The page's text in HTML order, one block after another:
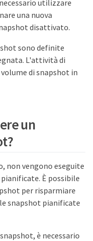
utilizzare
una nuova
disattivato.
sono definite
L'attività di
di snapshot in
un
non vengono eseguite
È possibile
per risparmiare
snapshot pianificate
è necessario